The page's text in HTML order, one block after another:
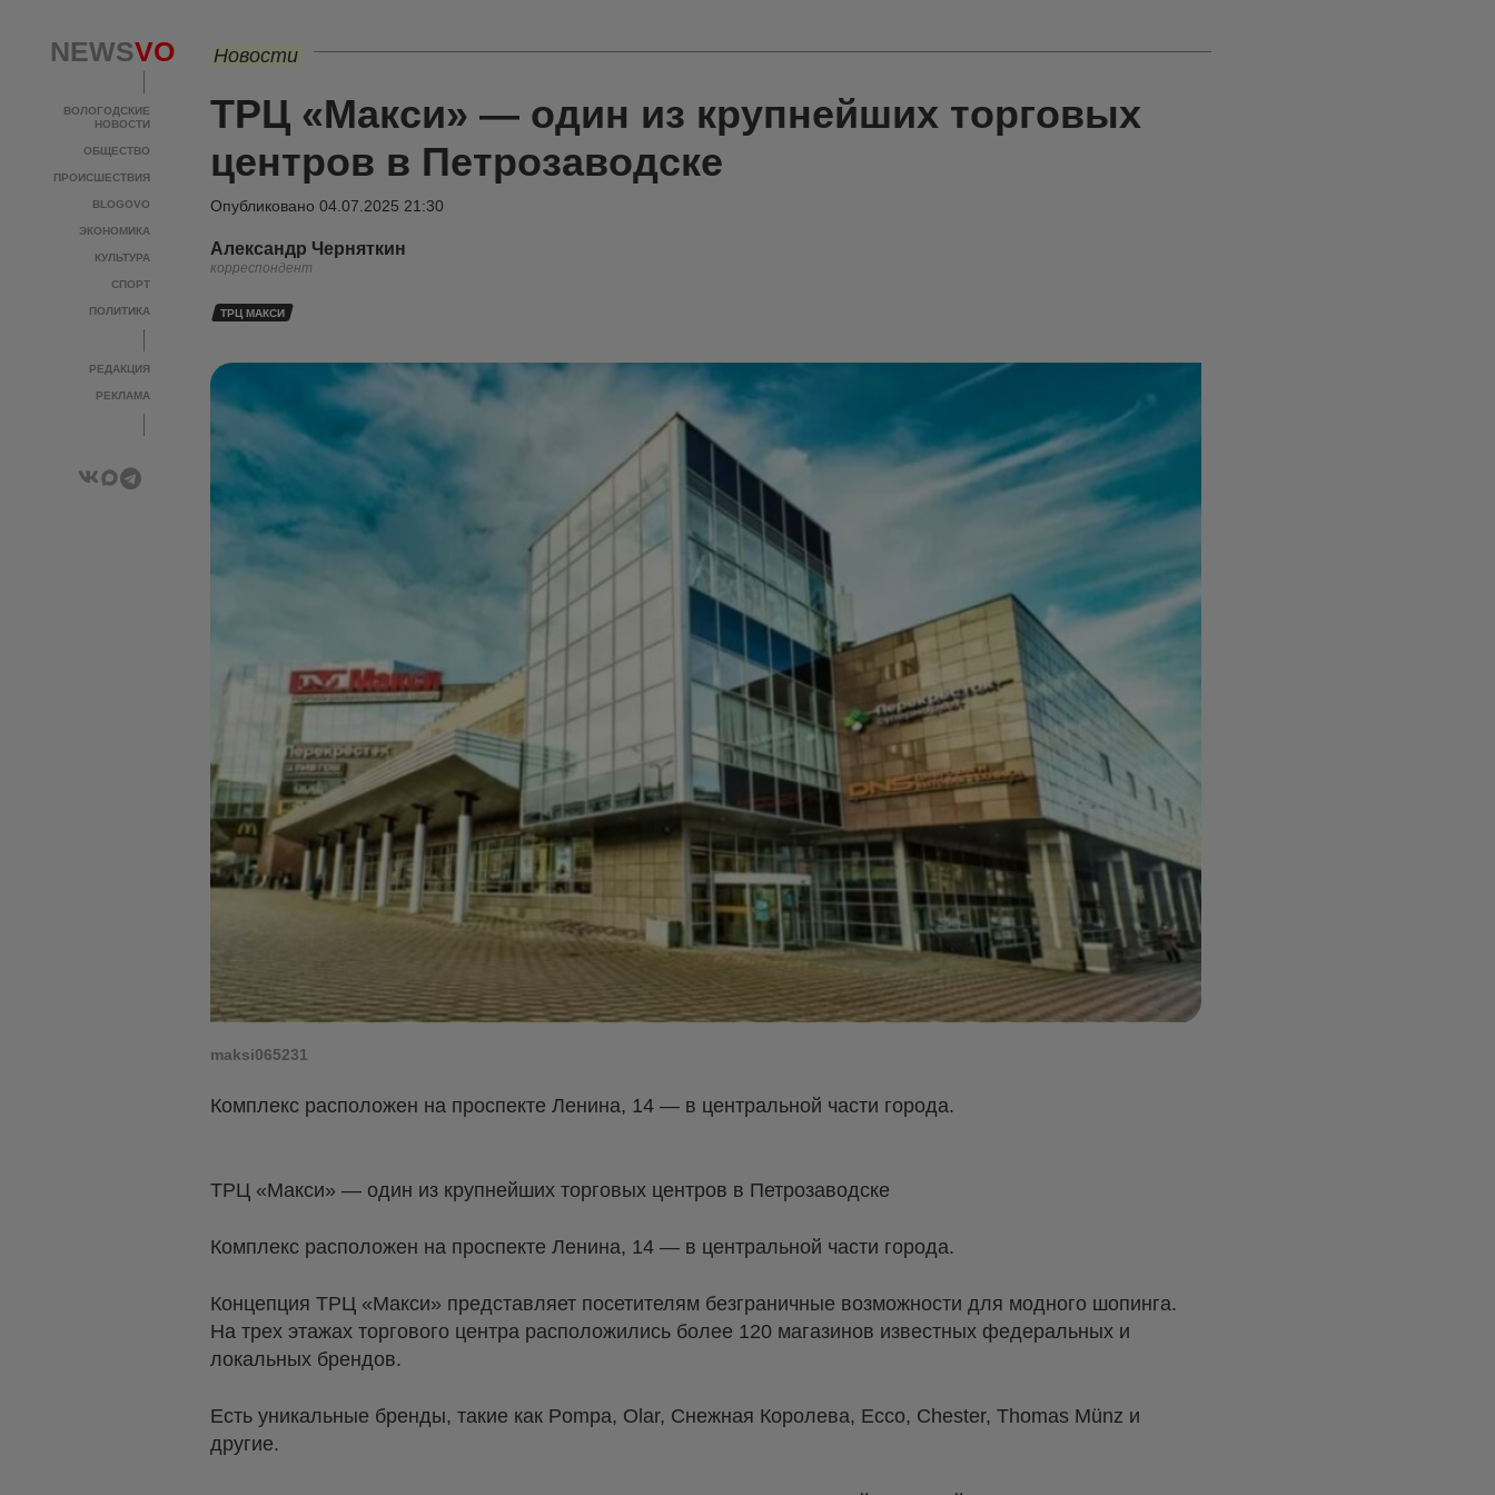
NEWSVO
ВОЛОГОДСКИЕ
НОВОСТИ
ОБЩЕСТВО
ПРОИСШЕСТВИЯ
BLOGOVO
ЭКОНОМИКА
КУЛЬТУРА
СПОРТ
ПОЛИТИКА
РЕДАКЦИЯ
РЕКЛАМА
Новости
ТРЦ «Макси» — один из крупнейших торговых
центров в Петрозаводске
Опубликовано 04.07.2025 21:30
Александр Черняткин
корреспондент
ТРЦ МАКСИ
maksi065231
Комплекс расположен на проспекте Ленина, 14 — в центральной части города.
ТРЦ «Макси» — один из крупнейших торговых центров в Петрозаводске
Комплекс расположен на проспекте Ленина, 14 — в центральной части города.
Концепция ТРЦ «Макси» представляет посетителям безграничные возможности для модного шопинга.
На трех этажах торгового центра расположились более 120 магазинов известных федеральных и
локальных брендов.
Есть уникальные бренды, такие как Pompa, Olar, Снежная Королева, Ecco, Chester, Thomas Münz и
другие.